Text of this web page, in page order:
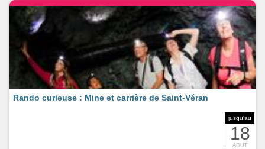
jusqu'au
18
AOUT
Rando curieuse : Mine et carrière de Saint-Véran